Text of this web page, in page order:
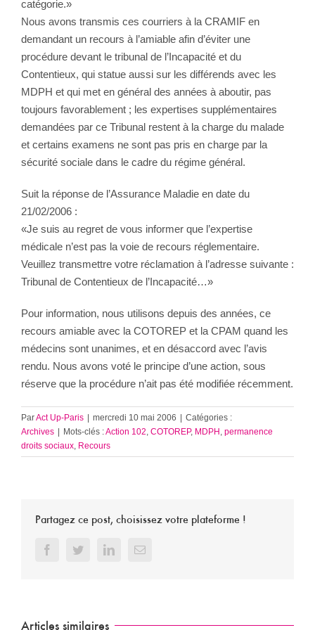
catégorie.»
Nous avons transmis ces courriers à la CRAMIF en
demandant un recours à l’amiable afin d’éviter une
procédure devant le tribunal de l’Incapacité et du
Contentieux, qui statue aussi sur les différends avec les
MDPH et qui met en général des années à aboutir, pas
toujours favorablement ; les expertises supplémentaires
demandées par ce Tribunal restent à la charge du malade
et certains examens ne sont pas pris en charge par la
sécurité sociale dans le cadre du régime général.
Suit la réponse de l’Assurance Maladie en date du
21/02/2006 :
«Je suis au regret de vous informer que l’expertise
médicale n’est pas la voie de recours réglementaire.
Veuillez transmettre votre réclamation à l’adresse suivante :
Tribunal de Contentieux de l’Incapacité…»
Pour information, nous utilisons depuis des années, ce
recours amiable avec la COTOREP et la CPAM quand les
médecins sont unanimes, et en désaccord avec l’avis
rendu. Nous avons voté le principe d’une action, sous
réserve que la procédure n’ait pas été modifiée récemment.
ParAct Up-Paris | mercredi 10 mai 2006 | Catégories :
Archives | Mots-clés :Action 102 COTOREP, MDPH permanence
droits sociaux Recours
Partagez ce post, choisissez votre plateforme !
FacebookTwitterLinkedInEmail
Articles similaires